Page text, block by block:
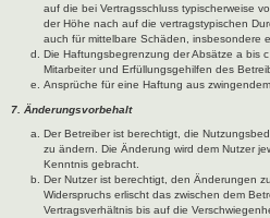
auf die bei Vertragsschluss typischerweise
der Höhe nach auf die vertragstypischen
auch für mittelbare Schäden, insbesondere
Die Haftungsbegrenzung der Absätze a bis
Mitarbeiter und Erfüllungsgehilfen des
Ansprüche für eine Haftung aus
7. Änderungsvorbehalt
Der Betreiber ist berechtigt, die
zu ändern. Die Änderung wird dem Nutzer
Kenntnis gebracht.
Der Nutzer ist berechtigt, den Änderungen
Widerspruchs erlischt das zwischen dem
Vertragsverhältnis bis auf die